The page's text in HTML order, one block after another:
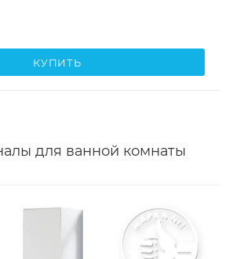
КУПИТЬ
для ванной комнаты